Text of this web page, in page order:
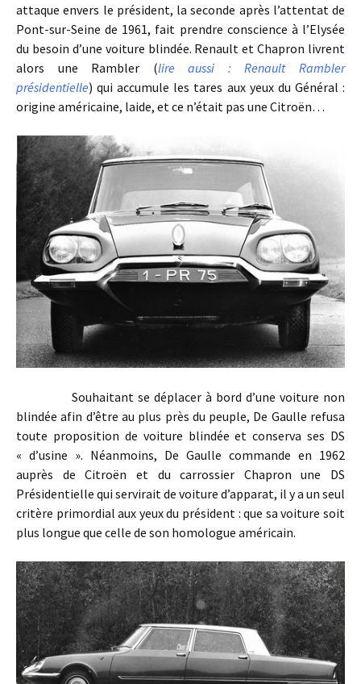
attaque envers le président, la seconde après l’attentat de
Pont-sur-Seine de 1961, fait prendre conscience à l’Elysée
du besoin d’une voiture blindée. Renault et Chapron livrent
alors une Rambler (lire aussi : Renault Rambler
présidentielle) qui accumule les tares aux yeux du Général :
origine américaine, laide, et ce n’était pas une Citroën…
Souhaitant se déplacer à bord d’une voiture non
blindée afin d’être au plus près du peuple, De Gaulle refusa
toute proposition de voiture blindée et conserva ses DS
« d’usine ». Néanmoins, De Gaulle commande en 1962
auprès de Citroën et du carrossier Chapron une DS
Présidentielle qui servirait de voiture d’apparat, il y a un seul
critère primordial aux yeux du président : que sa voiture soit
plus longue que celle de son homologue américain.